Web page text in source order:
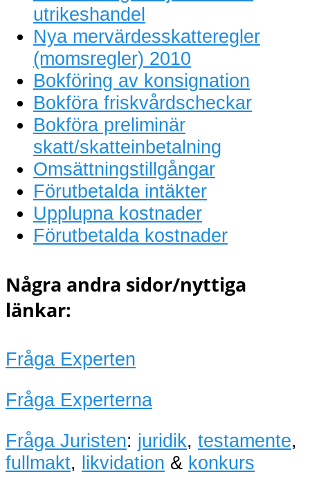
utrikeshandel
Nya mervärdesskatteregler
(momsregler) 2010
Bokföring av konsignation
Bokföra friskvårdscheckar
Bokföra preliminär
skatt/skatteinbetalning
Omsättningstillgångar
Förutbetalda intäkter
Upplupna kostnader
Förutbetalda kostnader
Några andra sidor/nyttiga
länkar:
Fråga Experten
Fråga Experterna
Fråga Juristen: juridik, testamente,
fullmakt, likvidation & konkurs